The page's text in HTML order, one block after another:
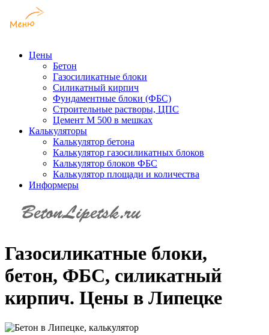
Цены
Бетон
Газосиликатные блоки
Силикатный кирпич
Фундаментные блоки (ФБС)
Строительные растворы, ЦПС
Цемент М 500 в мешках
Калькуляторы
Калькулятор бетона
Калькулятор газосиликатных блоков
Калькулятор блоков ФБС
Калькулятор площади и количества
Информеры
Газосиликатные блоки,
бетон, ФБС, силикатный
кирпич. Цены в Липецке